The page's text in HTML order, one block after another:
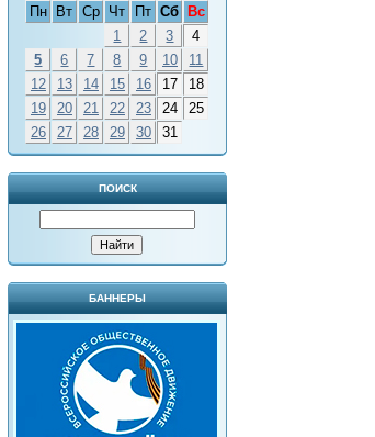
Пн
Вт Ср Чт Пт Сб
Вс
1
2 3
4
5
6 7 8 9 10
11
12
13 14 15 16 17
18
19
20 21 22 23 24
25
26
27 28 29 30 31
ПОИСК
БАННЕРЫ